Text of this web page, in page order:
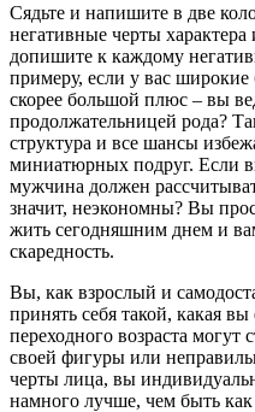
Сядьте и напишите в две
негативные черты
допишите к каждому
примеру, если у вас широкие
скорее большой плюс – вы
продолжательницей рода?
структура и все шансы
миниатюрных подруг. Если
мужчина должен
значит, неэкономны? Вы
жить сегодняшним днем и
скаредность.
Вы, как взрослый и
принять себя такой, какая вы
переходного возраста могут
своей фигуры или
черты лица, вы
намного лучше, чем быть как